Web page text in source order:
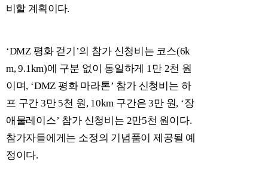
비할 계획이다.
‘DMZ 평화 걷기 ’의 참가 신청비는 코스(6k
m, 9.1km)에 구분 없이 동일하게 1만 2천 원
이며, ‘DMZ 평화 마라톤’ 참가 신청비는 하
프 구간3만 5천 원, 10km 구간은3만 원, ‘장
애물레이스’ 참가 신청비는 2만5천 원이다.
참가자들에게는 소정의 기념품이 제공될 예
정이다.